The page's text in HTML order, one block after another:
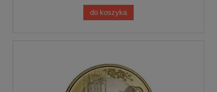
do koszyka